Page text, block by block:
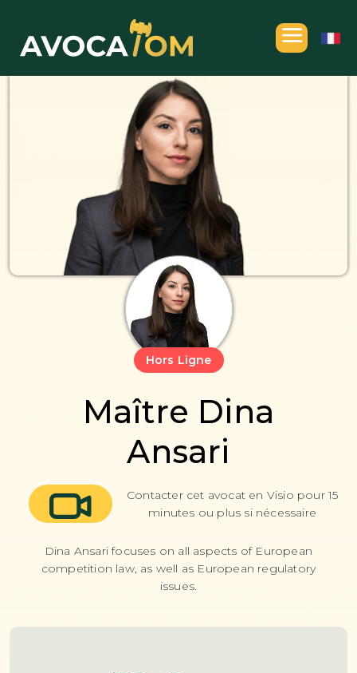
Hors Ligne
Maître Dina
Ansari
Contacter cet avocat en Visio pour 15
minutes ou plus si nécessaire
Dina Ansari focuses on all aspects of European
competition law, as well as European regulatory
issues.